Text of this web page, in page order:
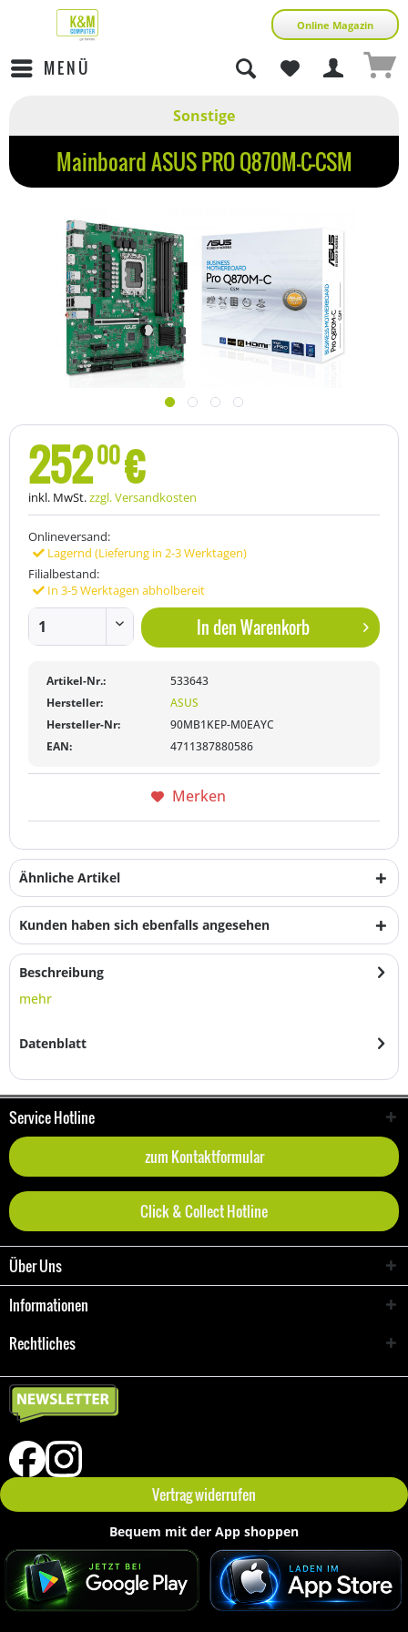
Online Magazin
MENÜ
Sonstige
Mainboard ASUS PRO Q870M-C-CSM
25200€
inkl. MwSt.zzgl. Versandkosten
Onlineversand:
Lagernd (Lieferung in 2-3 Werktagen)
Filialbestand:
In 3-5 Werktagen abholbereit
In denWarenkorb
Artikel-Nr.:
533643
Hersteller:
ASUS
Hersteller-Nr:
90MB1KEP-M0EAYC
EAN:
4711387880586
Merken
Ähnliche Artikel
Kunden haben sich ebenfalls angesehen
Beschreibung
mehr
Datenblatt
Service Hotline
zum Kontaktformular
Click & Collect Hotline
Über Uns
Informationen
Rechtliches
Vertrag widerrufen
Bequem mit der App shoppen